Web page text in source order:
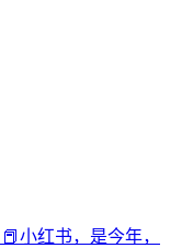
小红书，是今年，